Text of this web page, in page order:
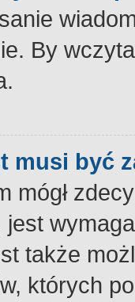
By
musi być
mógł
jest
także
których